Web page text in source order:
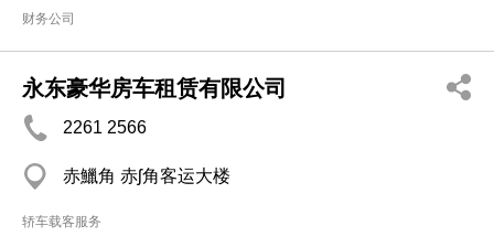
财务公司
永东豪华房车租赁有限公司
2261 2566
赤鱲角 赤ʃ角客运大楼
轿车载客服务